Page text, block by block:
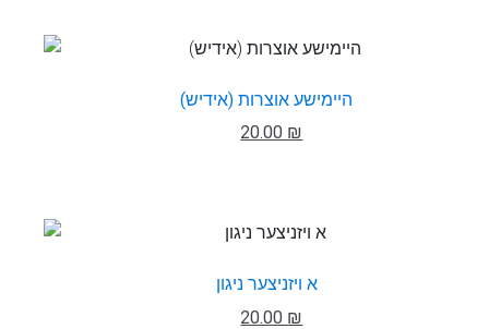
היימישע אוצרות (אידיש)
20.00 ₪
א ויזניצער ניגון
20.00 ₪